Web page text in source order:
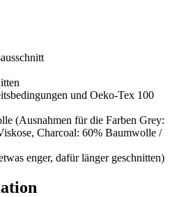
und Oeko-Tex 100
(Ausnahmen für die Farben Grey:
Charcoal: 60% Baumwolle /
enger, dafür länger geschnitten)